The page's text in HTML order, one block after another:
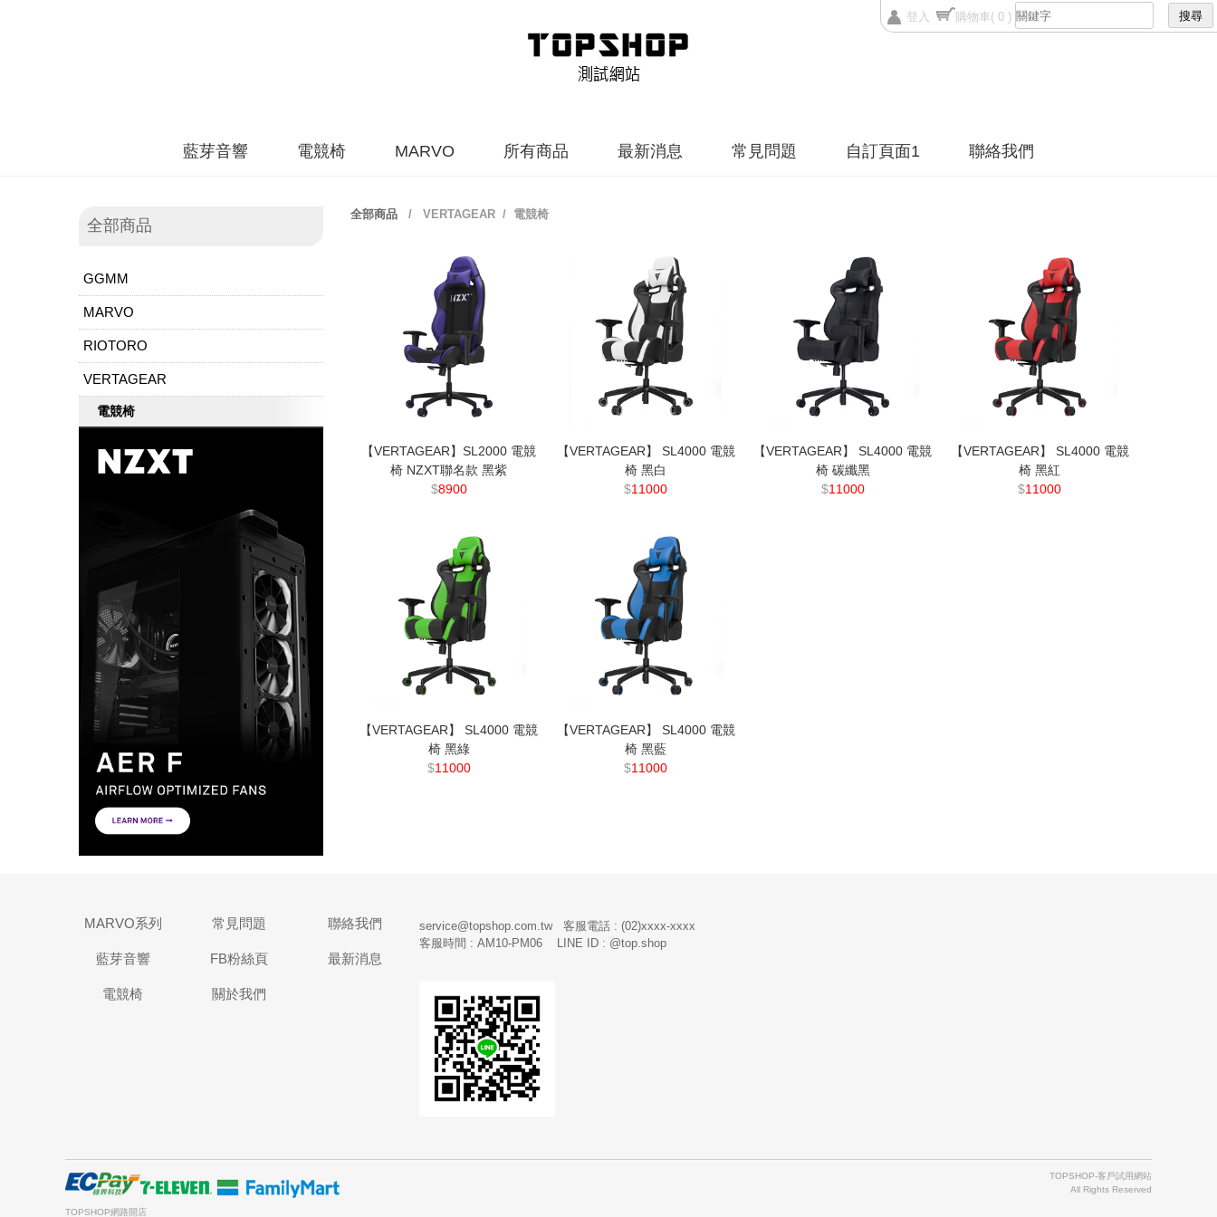
登入 購物車( 0 )
藍芽音響 電競椅 MARVO 所有商品 最新消息 常見問題 自訂頁面1 聯絡我們
全部商品
GGMM
MARVO
RIOTORO
VERTAGEAR
電競椅
全部商品 / VERTAGEAR / 電競椅
【VERTAGEAR】SL2000 電競
椅 NZXT聯名款 黑紫
$8900
【VERTAGEAR】 SL4000 電競
椅 黑白
$11000
【VERTAGEAR】 SL4000 電競
椅 碳纖黑
$11000
【VERTAGEAR】 SL4000 電競
椅 黑紅
$11000
【VERTAGEAR】 SL4000 電競
椅 黑綠
$11000
【VERTAGEAR】 SL4000 電競
椅 黑藍
$11000
MARVO系列 常見問題 聯絡我們
藍芽音響 FB粉絲頁 最新消息
電競椅 關於我們
service@topshop.com.tw 客服電話 : (02)xxxx-xxxx
客服時間 : AM10-PM06 LINE ID : @top.shop
TOPSHOP網路開店
TOPSHOP-客戶試用網站
All Rights Reserved